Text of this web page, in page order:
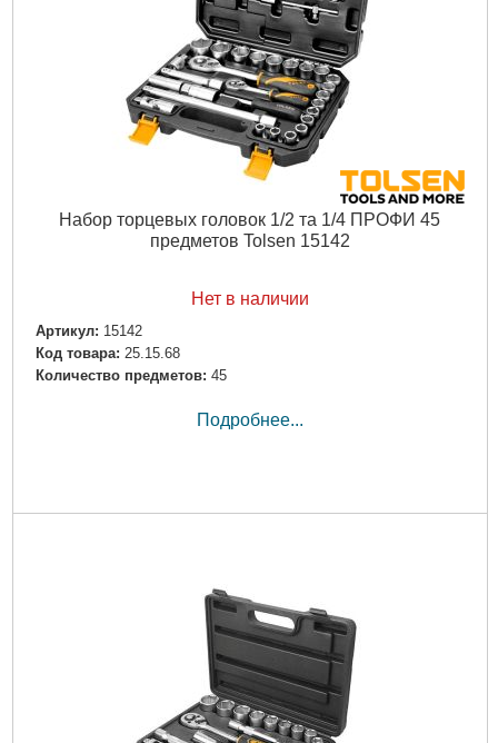
Набор торцевых головок 1/2 та 1/4 ПРОФИ 45
предметов Tolsen 15142
Нет в наличии
Артикул: 15142
Код товара: 25.15.68
Количество предметов: 45
Подробнее...